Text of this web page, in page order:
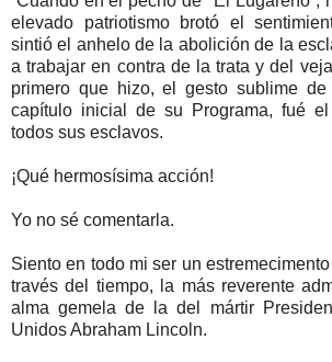
elevado patriotismo brotó el
sintió el anhelo de la abolición de la
a trabajar en contra de la trata y del
primero que hizo, el gesto sublime de
capítulo inicial de su Programa, fué
todos sus esclavos.
¡Qué hermosísima acción!
Yo no sé comentarla.
Siento en todo mi ser un
través del tiempo, la más reverente
alma gemela de la del mártir
Unidos Abraham Lincoln.